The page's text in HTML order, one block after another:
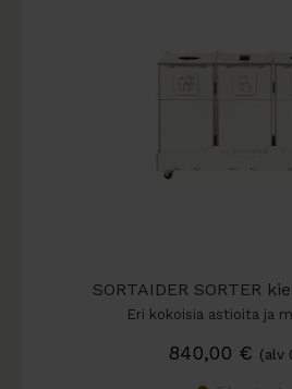
SORTAIDER SORTER
Eri kokoisia astioita ja
840,00 € (alv